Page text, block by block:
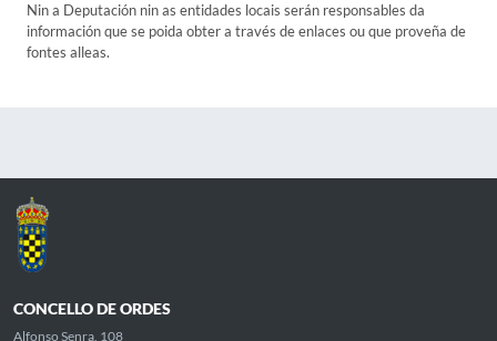
Nin a Deputación nin as entidades locais serán responsables da
información que se poida obter a través de enlaces ou que proveña de
fontes alleas.
CONCELLO DE ORDES
Alfonso Senra, 108